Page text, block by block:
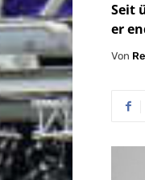
Seit
er
Von